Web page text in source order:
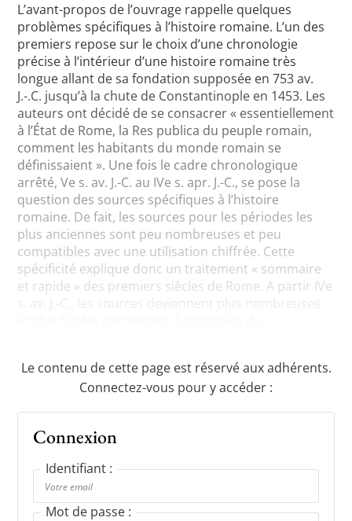
L’avant-propos de l’ouvrage rappelle quelques
problèmes spécifiques à l’histoire romaine. L’un des
premiers repose sur le choix d’une chronologie
précise à l’intérieur d’une histoire romaine très
longue allant de sa fondation supposée en 753 av.
J.-.C. jusqu’à la chute de Constantinople en 1453. Les
auteurs ont décidé de se consacrer « essentiellement
à l’État de Rome, la Res publica du peuple romain,
comment les habitants du monde romain se
définissaient ». Une fois le cadre chronologique
arrêté, Ve s. av. J.-C. au IVe s. apr. J.-C., se pose la
question des sources spécifiques à l’histoire
romaine. De fait, les sources pour les périodes les
plus anciennes sont peu nombreuses et peu
compatibles avec une utilisation chiffrée. Cette
spécificité explique donc un traitement « sommaire
et rapide » des premiers siècles de Rome. A partir IVe
s. av. J.-C., les sources deviennent plus nombreuses
Le contenu de cette page est réservé aux adhérents.
Connectez-vous pour y accéder :
Connexion
Identifiant :
Mot de passe :